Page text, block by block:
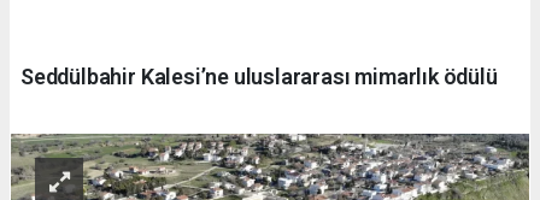
Seddülbahir Kalesi’ne uluslararası mimarlık ödülü